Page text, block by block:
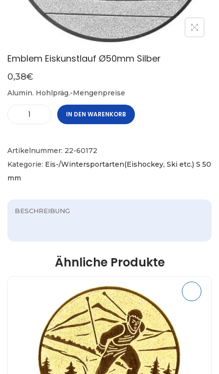
Emblem Eiskunstlauf Ø50mm Silber
0,38€
Alumin. Hohlpräg.-Mengenpreise
IN DEN WARENKORB
Artikelnummer: 22-60172
Kategorie: Eis-/Wintersportarten(Eishockey, Ski etc.) S 50
mm
BESCHREIBUNG
Ähnliche Produkte